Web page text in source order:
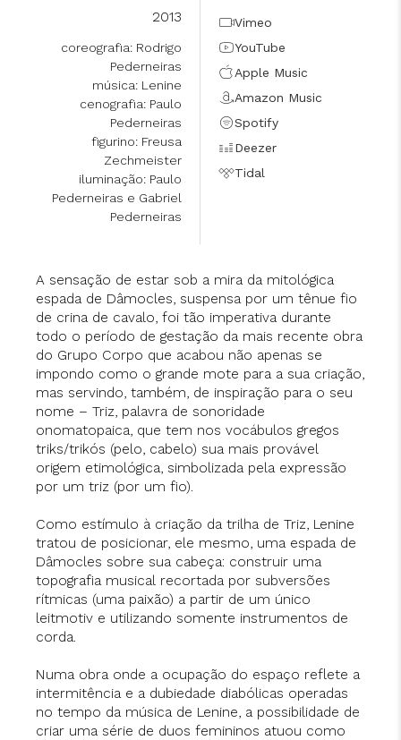
2013
coreografia: Rodrigo
Pederneiras
música: Lenine
cenografia: Paulo
Pederneiras
figurino: Freusa
Zechmeister
iluminação: Paulo
Pederneiras e Gabriel
Pederneiras
Vimeo
YouTube
Apple Music
Amazon Music
Spotify
Deezer
Tidal
A sensação de estar sob a mira da mitológica
espada de Dâmocles, suspensa por um tênue fio
de crina de cavalo, foi tão imperativa durante
todo o período de gestação da mais recente obra
do Grupo Corpo que acabou não apenas se
impondo como o grande mote para a sua criação,
mas servindo, também, de inspiração para o seu
nome – Triz, palavra de sonoridade
onomatopaica, que tem nos vocábulos gregos
triks/trikós (pelo, cabelo) sua mais provável
origem etimológica, simbolizada pela expressão
por um triz (por um fio).
Como estímulo à criação da trilha de Triz, Lenine
tratou de posicionar, ele mesmo, uma espada de
Dâmocles sobre sua cabeça: construir uma
topografia musical recortada por subversões
rítmicas (uma paixão) a partir de um único
leitmotiv e utilizando somente instrumentos de
corda.
Numa obra onde a ocupação do espaço reflete a
intermitência e a dubiedade diabólicas operadas
no tempo da música de Lenine, a possibilidade de
criar uma série de duos femininos atuou como